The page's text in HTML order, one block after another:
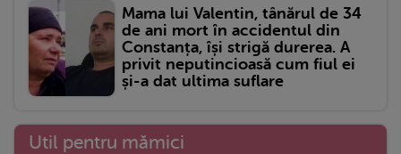
Mama lui Valentin, tânărul de 34
de ani mort în accidentul din
Constanța, își strigă durerea. A
privit neputincioasă cum fiul ei
și-a dat ultima suflare
Util pentru mămici